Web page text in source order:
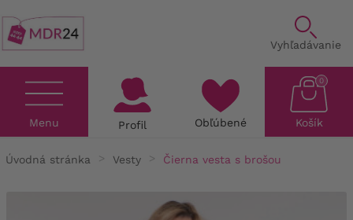
Vyhľadávanie
Menu Profil Obľúbené Košík
0
Úvodná stránka Vesty Čierna vesta s brošou